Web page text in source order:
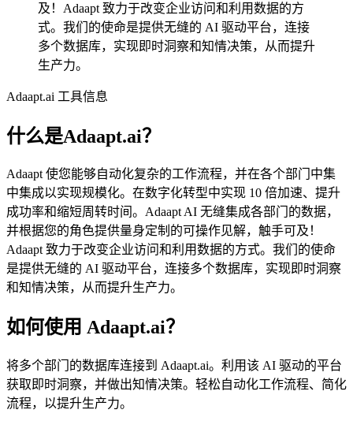
及！Adaapt 致力于改变企业访问和利用数据的方
式。我们的使命是提供无缝的 AI 驱动平台，连接
多个数据库，实现即时洞察和知情决策，从而提升
生产力。
Adaapt.ai 工具信息
什么是Adaapt.ai？
Adaapt 使您能够自动化复杂的工作流程，并在各个部门中集
中集成以实现规模化。在数字化转型中实现 10 倍加速、提升
成功率和缩短周转时间。Adaapt AI 无缝集成各部门的数据，
并根据您的角色提供量身定制的可操作见解，触手可及！
Adaapt 致力于改变企业访问和利用数据的方式。我们的使命
是提供无缝的 AI 驱动平台，连接多个数据库，实现即时洞察
和知情决策，从而提升生产力。
如何使用 Adaapt.ai？
将多个部门的数据库连接到 Adaapt.ai。利用该 AI 驱动的平台
获取即时洞察，并做出知情决策。轻松自动化工作流程、简化
流程，以提升生产力。